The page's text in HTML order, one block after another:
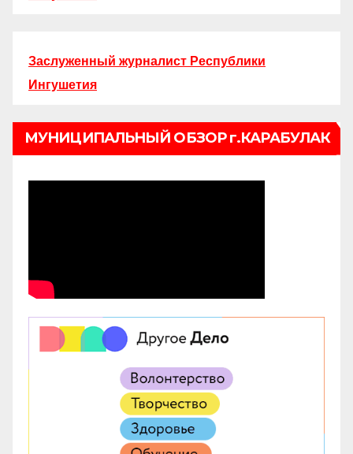
Заслуженный журналист Республики
Ингушетия
МУНИЦИПАЛЬНЫЙ ОБЗОР г.КАРАБУЛАК